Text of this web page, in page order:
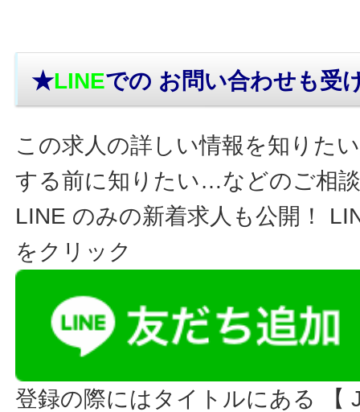
★LINEでの お問い合わせも受
この求人の詳しい情報を知りた
する前に知りたい…などのご相
LINE のみの新着求人も公開！
をクリック
登録の際にはタイトルにある 【